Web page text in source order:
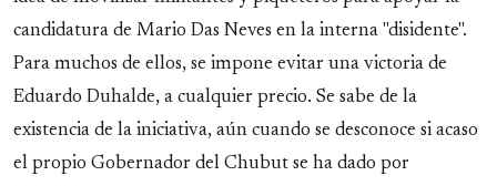
candidatura de Mario Das Neves en la interna "disidente".
Para muchos de ellos, se impone evitar una victoria de
Eduardo Duhalde, a cualquier precio. Se sabe de la
existencia de la iniciativa, aún cuando se desconoce si acaso
el propio Gobernador del Chubut se ha dado por